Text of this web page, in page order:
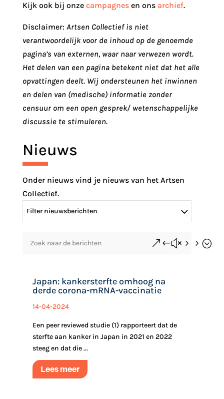
Kijk ook bij onze campagnesen ons archief.
Disclaimer: Artsen Collectief is niet
verantwoordelijk voor de inhoud op de genoemde
pagina’s van externen, waar naar verwezen wordt.
Het delen van een pagina betekent niet dat het alle
opvattingen deelt. Wij ondersteunen het inwinnen
en delen van (medische) informatie zonder
censuur om een open gesprek/ wetenschappelijke
discussie te stimuleren.
Nieuws
Onder nieuws vind je nieuws van het Artsen
Collectief.
Filter nieuwsberichten
&#x55;
Japan: kankersterfte omhoog na
derde corona-mRNA-vaccinatie
14-04-2024
Een peer reviewed studie (1) rapporteert dat de
sterfte aan kanker in Japan in 2021 en 2022
steeg en dat die ...
Lees meer